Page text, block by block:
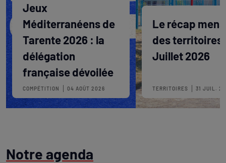
Jeux
Méditerranéens de
Tarente 2026 : la
délégation
française dévoilée
COMPÉTITION 04 AOÛT 2026
Le récap
des territoires
Juillet 2026
TERRITOIRES 31 JUIL.
Notre agenda